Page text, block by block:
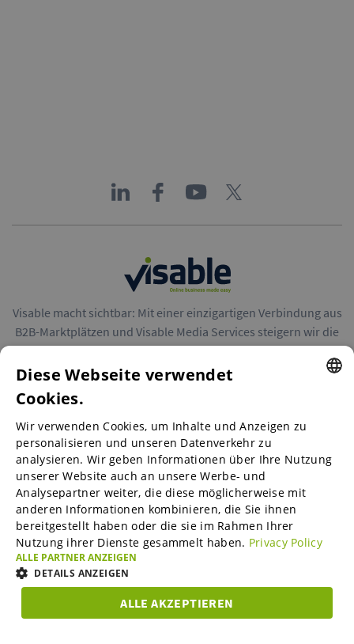
Visable macht sichtbar: Mit einer einzigartigen Verbindung aus
B2B-Marktplätzen und Visable Media Services steigern wir die
Reichweite von Unternehmen in Europa.
B2B-Marktplätze
Visable Media Services
Mittelstands-Monitor
Karriere
ENGLISH
GERMAN
SPANISH
FRENCH
ITALIAN
ESTONIAN
Diese Webseite verwendet
Cookies.
Wir verwenden Cookies, um Inhalte und Anzeigen zu
personalisieren und unseren Datenverkehr zu
analysieren. Wir geben Informationen über Ihre Nutzung
unserer Website auch an unsere Werbe- und
Analysepartner weiter, die diese möglicherweise mit
anderen Informationen kombinieren, die Sie ihnen
bereitgestellt haben oder die sie im Rahmen Ihrer
Nutzung ihrer Dienste gesammelt haben. Privacy Policy
ALLE PARTNER ANZEIGEN
DETAILS ANZEIGEN
ALLE AKZEPTIEREN
UNBEDINGT